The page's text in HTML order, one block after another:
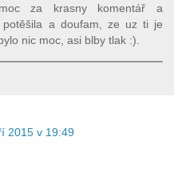
za krasny komentář a
a doufam, ze uz ti je
nic moc, asi blby tlak :).
2015 v 19:49